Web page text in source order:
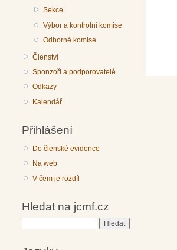
Sekce
Výbor a kontrolní komise
Odborné komise
Členství
Sponzoři a podporovatelé
Odkazy
Kalendář
Přihlášení
Do členské evidence
Na web
V čem je rozdíl
Hledat na jcmf.cz